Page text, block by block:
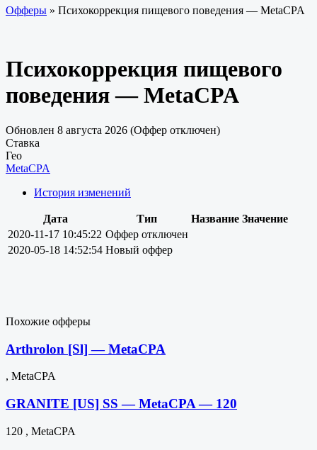
Офферы » Психокоррекция пищевого поведения — MetaCPA
Психокоррекция пищевого
поведения — MetaCPA
Обновлен 8 августа 2026 (Оффер отключен)
Ставка
Гео
MetaCPA
История изменений
Дата Тип Название Значение
2020-11-17 10:45:22 Оффер отключен
2020-05-18 14:52:54 Новый оффер
Похожие офферы
Arthrolon [Sl] — MetaCPA
, MetaCPA
GRANITE [US] SS — MetaCPA — 120
120 , MetaCPA